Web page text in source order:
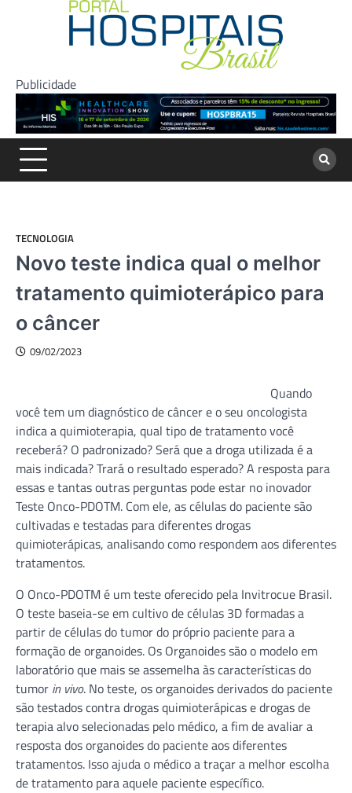
Publicidade
TECNOLOGIA
Novo teste indica qual o melhor
tratamento quimioterápico para
o câncer
09/02/2023
Quando
você tem um diagnóstico de câncer e o seu oncologista
indica a quimioterapia, qual tipo de tratamento você
receberá? O padronizado? Será que a droga utilizada é a
mais indicada? Trará o resultado esperado? A resposta para
essas e tantas outras perguntas pode estar no inovador
Teste Onco-PDOTM. Com ele, as células do paciente são
cultivadas e testadas para diferentes drogas
quimioterápicas, analisando como respondem aos diferentes
tratamentos.
O Onco-PDOTM é um teste oferecido pela Invitrocue Brasil.
O teste baseia-se em cultivo de células 3D formadas a
partir de células do tumor do próprio paciente para a
formação de organoides. Os Organoides são o modelo em
laboratório que mais se assemelha às características do
tumor in vivo. No teste, os organoides derivados do paciente
são testados contra drogas quimioterápicas e drogas de
terapia alvo selecionadas pelo médico, a fim de avaliar a
resposta dos organoides do paciente aos diferentes
tratamentos. Isso ajuda o médico a traçar a melhor escolha
de tratamento para aquele paciente específico.